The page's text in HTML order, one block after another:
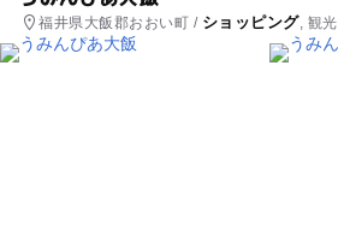
福井県大飯郡おおい町 / ショッピング, 観光